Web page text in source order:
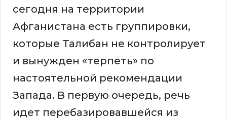
сегодня на территории
Афганистана есть группировки,
которые Талибан не контролирует
и вынужден «терпеть» по
настоятельной рекомендации
Запада. В первую очередь, речь
идет перебазировавшейся из